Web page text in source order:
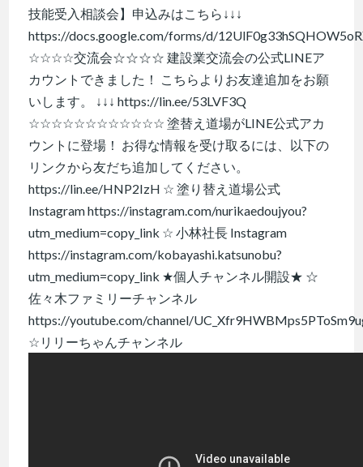
技能受入相談会】申込みはこちら↓↓↓
https://docs.google.com/forms/d/
☆☆☆☆交流会☆☆☆☆ 建設業交流会の公式LINEア
カウントできました！ こちらよりお友達追加をお願
いします。 ↓↓↓ https://lin.ee/53LVF3Q
☆☆☆☆☆☆☆☆☆☆☆☆ 塗替え道場がLINE公式アカ
ウントに登場！ お得な情報を受け取るには、以下の
リンクから友だち追加してください。
https://lin.ee/HNP2IzH ☆ 塗り替え道場公式
Instagram https://instagram.com/nurikaedoujyou?
utm_medium=copy_link ☆ 小林社長 Instagram
https://instagram.com/kobayashi.katsunobu?
utm_medium=copy_link ★個人チャンネル開設★ ☆
佐々木ファミリーチャンネル
https://youtube.com/channel/
☆リリーちゃんチャンネル